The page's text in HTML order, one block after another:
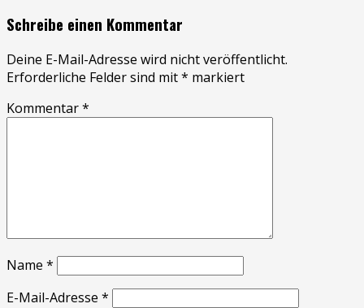
Schreibe einen Kommentar
Deine E-Mail-Adresse wird nicht veröffentlicht.
Erforderliche Felder sind mit* markiert
Kommentar*
Name *
E-Mail-Adresse *